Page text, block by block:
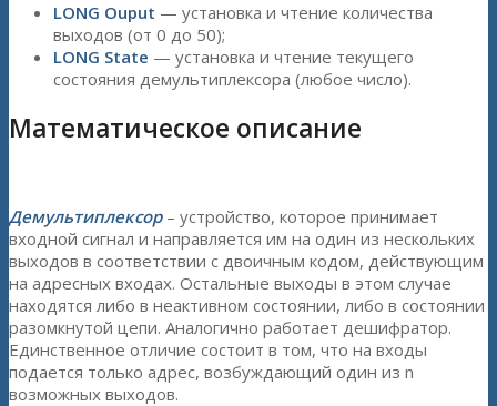
LONG Ouput — установка и чтение количества
выходов (от 0 до 50);
LONG State — установка и чтение текущего
состояния демультиплексора (любое число).
Математическое описание
Демультиплексор – устройство, которое принимает
входной сигнал и направляется им на один из нескольких
выходов в соответствии с двоичным кодом, действующим
на адресных входах. Остальные выходы в этом случае
находятся либо в неактивном состоянии, либо в состоянии
разомкнутой цепи. Аналогично работает дешифратор.
Единственное отличие состоит в том, что на входы
подается только адрес, возбуждающий один из n
возможных выходов.